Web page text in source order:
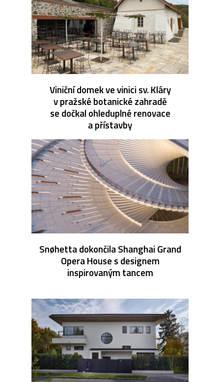
Viniční domek ve vinici sv. Kláry
v pražské botanické zahradě
se dočkal ohleduplné renovace
a přístavby
Snøhetta dokončila Shanghai Grand
Opera House s designem
inspirovaným tancem